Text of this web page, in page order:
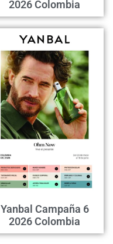
2026 Colombia
Yanbal Campaña 6
2026 Colombia